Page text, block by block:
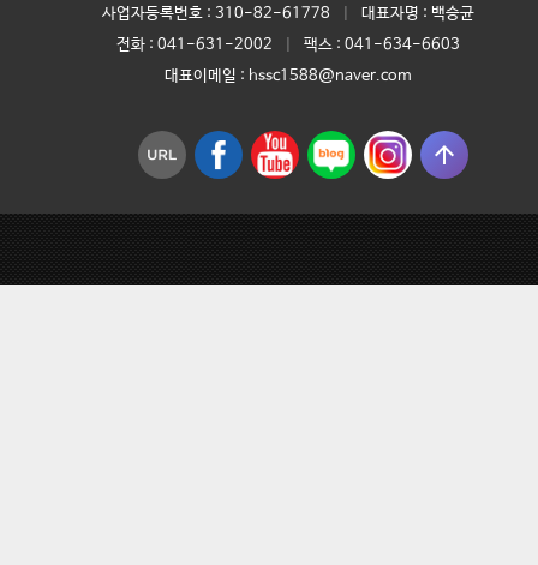
사업자등록번호 : 310-82-61778 대표자명 : 백승균
전화 : 041-631-2002
팩스 : 041-634-6603
대표이메일 : hssc1588@naver.com
arrow_upward